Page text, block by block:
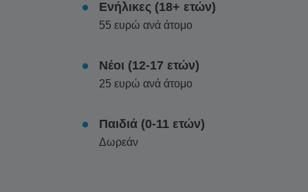
τρία εξαιρετικά τοπικά αποστάγματα
αλμυρούς μεζέδες που αναδεικνύουν
Ενήλικες (18+ ετών)
55 ευρώ ανά άτομο
Νέοι (12-17 ετών)
25 ευρώ ανά άτομο
Παιδιά (0-11 ετών)
Δωρεάν